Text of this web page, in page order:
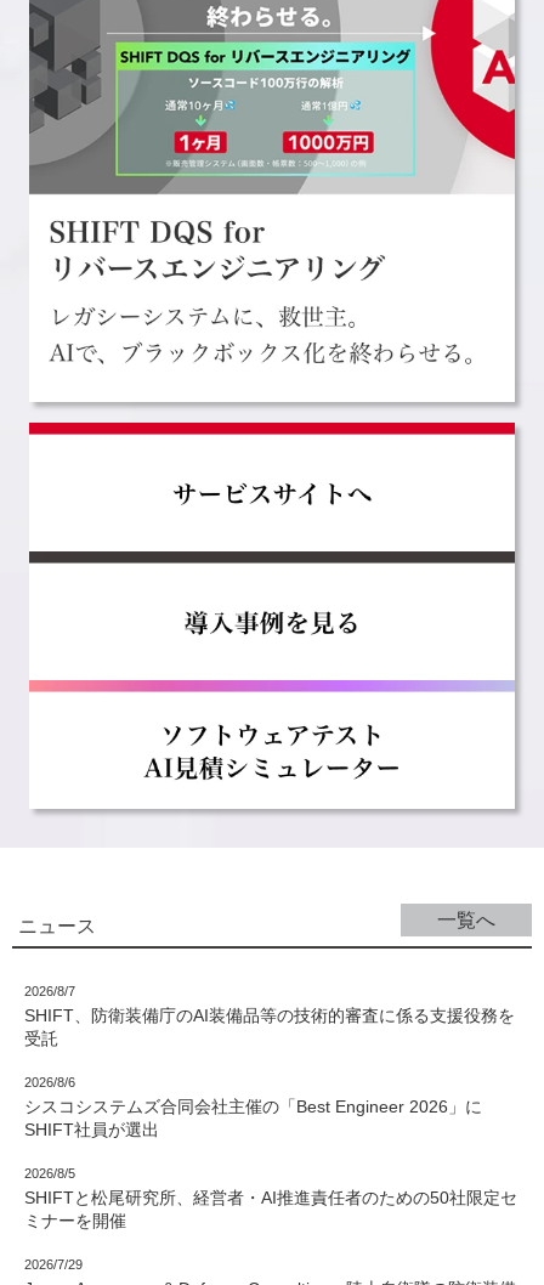
ニュース 一覧へ
2026/8/7
SHIFT、防衛装備庁のAI装備品等の技術的審査に係る支援役務を
受託
2026/8/6
シスコシステムズ合同会社主催の「Best Engineer 2026」に
SHIFT社員が選出
2026/8/5
SHIFTと松尾研究所、経営者・AI推進責任者のための50社限定セ
ミナーを開催
2026/7/29